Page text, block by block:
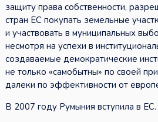
защиту права собственности,
стран ЕС покупать земельные
и участвовать в муниципальных
несмотря на успехи в
создаваемые демократические
не только «самобытны» по своей
далеки по эффективности от
В 2007 году Румыния вступила в ЕС.